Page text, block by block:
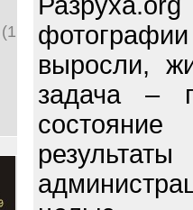
(1
выросли,
задача –
состояние